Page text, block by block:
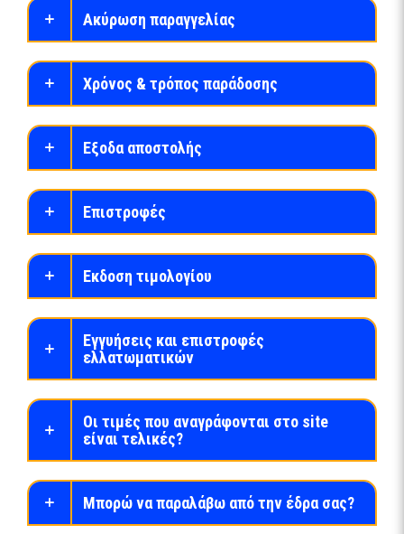
Ακύρωση παραγγελίας
Χρόνος & τρόπος παράδοσης
Εξοδα αποστολής
Επιστροφές
Εκδοση τιμολογίου
Εγγυήσεις και επιστροφές
ελλατωματικών
Οι τιμές που αναγράφονται στο site
είναι τελικές?
Μπορώ να παραλάβω από την έδρα σας?